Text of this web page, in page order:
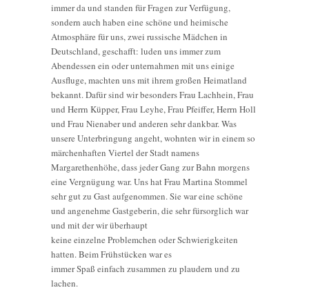
immer da und standen für Fragen zur Verfügung,
sondern auch haben eine schöne und heimische
Atmosphäre für uns, zwei russische Mädchen in
Deutschland, geschafft: luden uns immer zum
Abendessen ein oder unternahmen mit uns einige
Ausfluge, machten uns mit ihrem großen Heimatland
bekannt. Dafür sind wir besonders Frau Lachhein, Frau
und Herrn Küpper, Frau Leyhe, Frau Pfeiffer, Herrn Holl
und Frau Nienaber und anderen sehr dankbar. Was
unsere Unterbringung angeht, wohnten wir in einem so
märchenhaften Viertel der Stadt namens
Margarethenhöhe, dass jeder Gang zur Bahn morgens
eine Vergnügung war. Uns hat Frau Martina Stommel
sehr gut zu Gast aufgenommen. Sie war eine schöne
und angenehme Gastgeberin, die sehr fürsorglich war
und mit der wir überhaupt
keine einzelne Problemchen oder Schwierigkeiten
hatten. Beim Frühstücken war es
immer Spaß einfach zusammen zu plaudern und zu
lachen.